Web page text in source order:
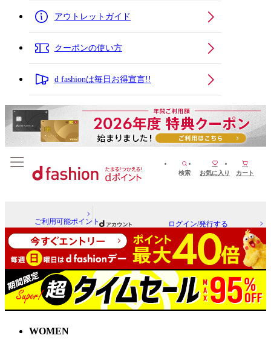
アウトレットガイド
クーポンの使い方
d fashionは毎日お得宣言!!
検索 お気に入り カート
ご利用可能ポイント ログイン/発行する
WOMEN